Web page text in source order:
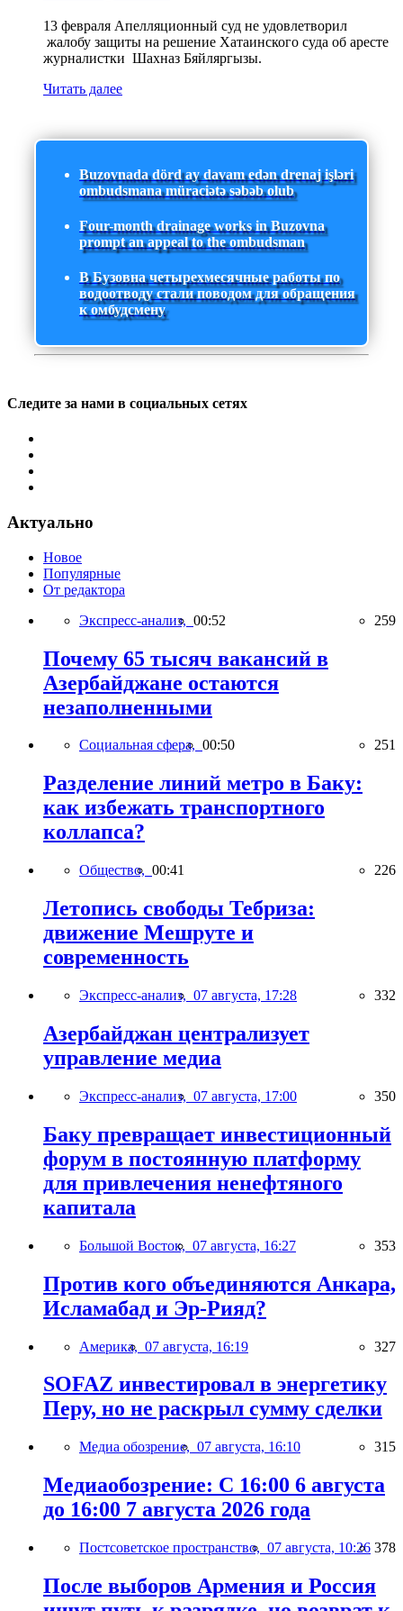
13 февраля Апелляционный суд не удовлетворил
жалобу защиты на решение Хатаинского суда об аресте
журналистки Шахназ Бяйляргызы.
Читать далее
Buzovnada dörd ay davam edən drenaj işləri
ombudsmana müraciətə səbəb olub
Four-month drainage works in Buzovna
prompt an appeal to the ombudsman
В Бузовна четырехмесячные работы по
водоотводу стали поводом для обращения
к омбудсмену
Следите за нами в социальных сетях
Актуально
Новое
Популярные
От редактора
Экспресс-анализ, 00:52 259
Почему 65 тысяч вакансий в
Азербайджане остаются
незаполненными
Социальная сфера, 00:50 251
Разделение линий метро в Баку:
как избежать транспортного
коллапса?
Общество, 00:41 226
Летопись свободы Тебриза:
движение Мешруте и
современность
Экспресс-анализ, 07 августа, 17:28 332
Азербайджан централизует
управление медиа
Экспресс-анализ, 07 августа, 17:00 350
Баку превращает инвестиционный
форум в постоянную платформу
для привлечения ненефтяного
капитала
Большой Восток, 07 августа, 16:27 353
Против кого объединяются Анкара,
Исламабад и Эр-Рияд?
Америка, 07 августа, 16:19 327
SOFAZ инвестировал в энергетику
Перу, но не раскрыл сумму сделки
Медиа обозрение, 07 августа, 16:10 315
Медиаобозрение: С 16:00 6 августа
до 16:00 7 августа 2026 года
Постсоветское пространство, 07 августа, 10:26 378
После выборов Армения и Россия